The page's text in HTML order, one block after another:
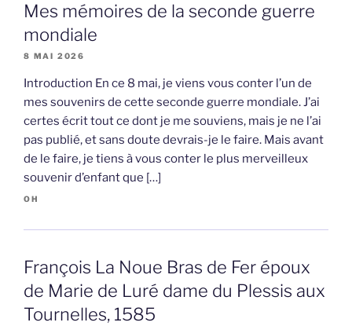
Mes mémoires de la seconde guerre
mondiale
8 MAI 2026
Introduction En ce 8 mai, je viens vous conter l’un de
mes souvenirs de cette seconde guerre mondiale. J’ai
certes écrit tout ce dont je me souviens, mais je ne l’ai
pas publié, et sans doute devrais-je le faire. Mais avant
de le faire, je tiens à vous conter le plus merveilleux
souvenir d’enfant que […]
OH
François La Noue Bras de Fer époux
de Marie de Luré dame du Plessis aux
Tournelles, 1585